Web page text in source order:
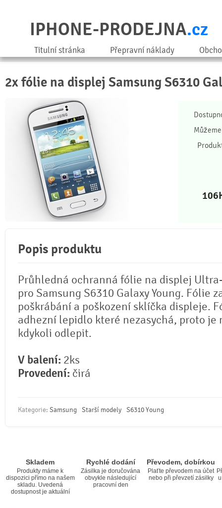
IPHONE-PRODEJNA.cz
Titulní stránka Přepravní náklady
2x fólie na displej Samsung S6310
106
Popis produktu
Průhledná ochranná fólie na displej
pro Samsung S6310 Galaxy Young. Fólie
poškrábání a poškození sklíčka displeje.
adhezní lepidlo které nezasychá, proto je
kdykoli odlepit.
V balení: 2ks
Provedení: čirá
Kategorie: Samsung Starší modely S6310 Young
Skladem
Produkty máme k
dispozici přímo na našem
skladu. Uvedená
dostupnost je aktuální
Rychlé dodání
Zásilka je doručována
obvykle následující
pracovní den
Převodem, dobírkou
Plaťte převodem na účet
nebo při převzetí zásilky